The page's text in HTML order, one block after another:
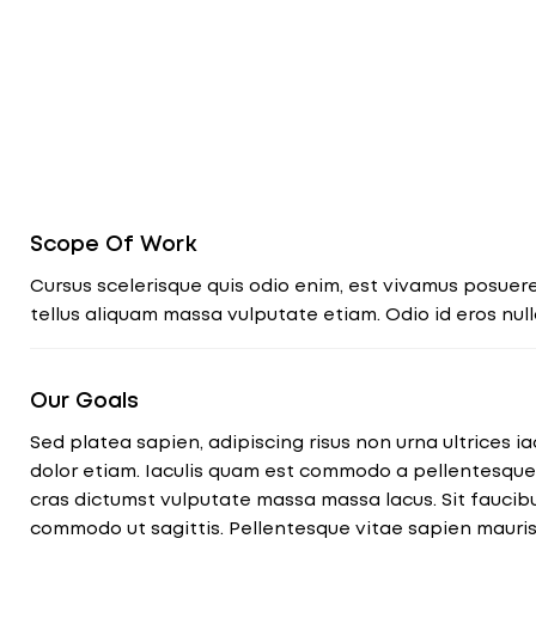
Scope Of Work
Cursus scelerisque quis odio enim, est vivamus
tellus aliquam massa vulputate etiam. Odio id eros
Our Goals
Sed platea sapien, adipiscing risus non urna ultrices
dolor etiam. Iaculis quam est commodo a
cras dictumst vulputate massa massa lacus. Sit
commodo ut sagittis. Pellentesque vitae sapien